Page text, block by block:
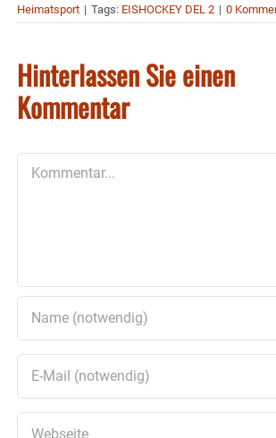
Heimatsport | Tags: EISHOCKEY DEL 2 | 0
Hinterlassen Sie einen
Kommentar